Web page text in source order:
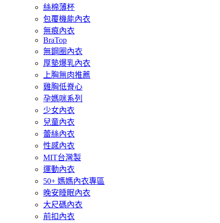
絲棉薄杯
包覆機能內衣
無痕內衣
BraTop
無鋼圈內衣
厚墊爆乳內衣
上胸無肉推薦
雞胸低脊心
孕媽咪系列
少女內衣
兒童內衣
蕾絲內衣
性感內衣
MIT台灣製
運動內衣
50+ 媽媽內衣專區
晚安睡眠內衣
大尺碼內衣
前扣內衣